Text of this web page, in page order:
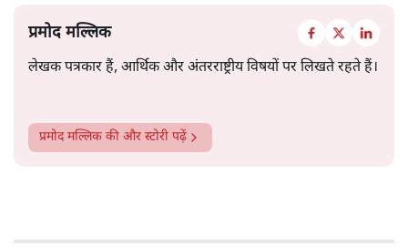
प्रमोद मल्लिक
लेखक पत्रकार हैं, आर्थिक और अंतरराष्ट्रीय विषयों पर लिखते रहते हैं।
प्रमोद मल्लिक की और स्टोरी पढ़ें